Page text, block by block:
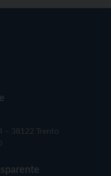
– 38122 Trento